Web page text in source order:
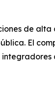
de
El